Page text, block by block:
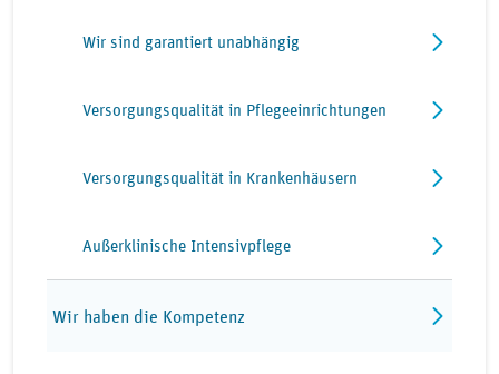
Wir sind garantiert unabhängig
Versorgungsqualität in Pflegeeinrichtungen
Versorgungsqualität in Krankenhäusern
Außerklinische Intensivpflege
Wir haben die Kompetenz